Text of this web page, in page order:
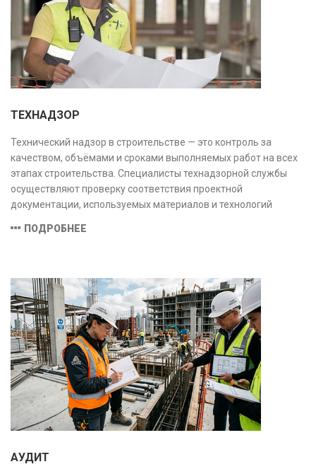
ТЕХНАДЗОР
Технический надзор в строительстве — это контроль за
качеством, объёмами и сроками выполняемых работ на всех
этапах строительства. Специалисты технадзорной службы
осуществляют проверку соответствия проектной
документации, используемых материалов и технологий
безопасность и надёжность объекта.
ПОДРОБНЕЕ
АУДИТ